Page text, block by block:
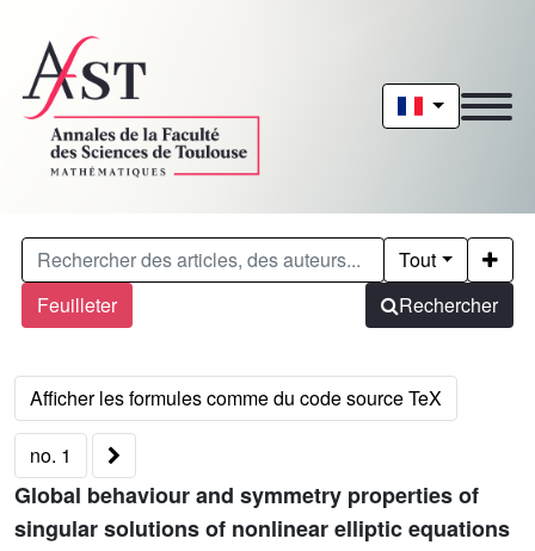
Feuilleter
Tout
Rechercher
no. 1
Global behaviour and symmetry properties of
singular solutions of nonlinear elliptic equations